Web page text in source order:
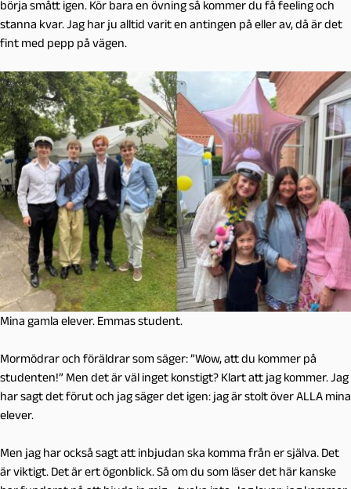
börja smått igen. Kör bara en övning så kommer du få feeling och
stanna kvar. Jag har ju alltid varit en antingen på eller av, då är det
fint med pepp på vägen.
Mina gamla elever. Emmas student.
Mormödrar och föräldrar som säger: ”Wow, att du kommer på
studenten!” Men det är väl inget konstigt? Klart att jag kommer. Jag
har sagt det förut och jag säger det igen: jag är stolt över ALLA mina
elever.
Men jag har också sagt att inbjudan ska komma från er själva. Det
är viktigt. Det är ert ögonblick. Så om du som läser det här kanske